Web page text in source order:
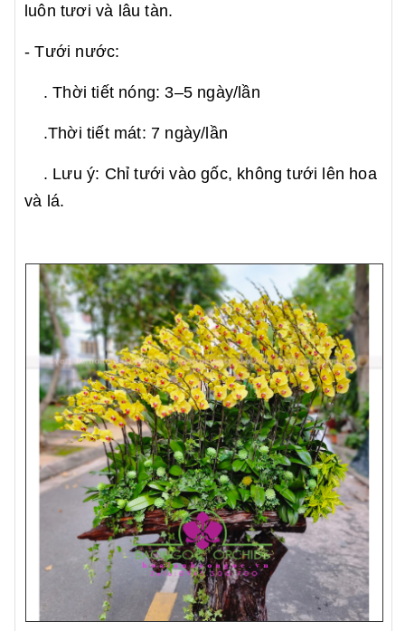
luôn tươi và lâu tàn.
- Tưới nước:
. Thời tiết nóng: 3–5 ngày/lần
.Thời tiết mát: 7 ngày/lần
. Lưu ý: Chỉ tưới vào gốc, không tưới lên hoa
và lá.